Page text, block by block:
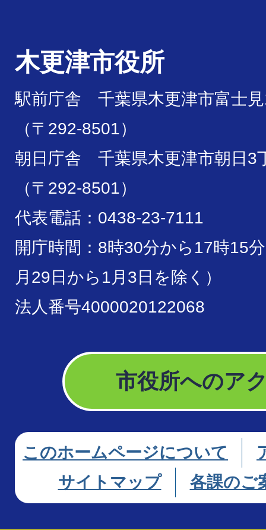
木更津市役所
駅前庁舎 千葉県木更津市富士
（〒292-8501）
朝日庁舎 千葉県木更津市朝日3
（〒292-8501）
代表電話：0438-23-7111
開庁時間：8時30分から17時15
月29日から1月3日を除く）
法人番号4000020122068
市役所へのア
このホームページについて
サイトマップ
各課のご